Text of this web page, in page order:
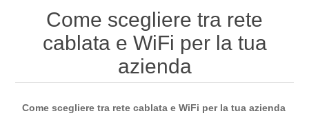
Chi siamo
Prodotti
Come scegliere tra rete
cablata e WiFi per la tua
azienda
Come scegliere tra rete cablata e WiFi per la tua azienda